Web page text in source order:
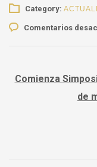
Category:
Comentarios
Comienza
de